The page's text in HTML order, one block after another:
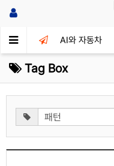
AI와 자동차
Tag Box